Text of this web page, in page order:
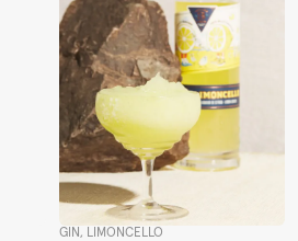
GIN, LIMONCELLO